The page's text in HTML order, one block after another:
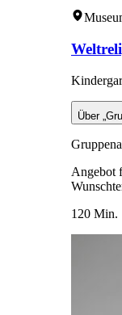
Über
Angebot
120 Min.